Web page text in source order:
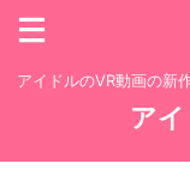
アイドルのVR動画の新
ア